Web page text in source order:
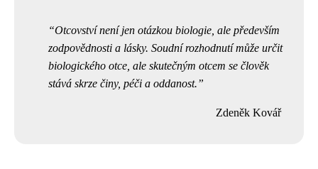
Otcovství není jen otázkou biologie, ale především
zodpovědnosti a lásky. Soudní rozhodnutí může určit
biologického otce, ale skutečným otcem se člověk
stává skrze činy, péči a oddanost.
Zdeněk Kovář